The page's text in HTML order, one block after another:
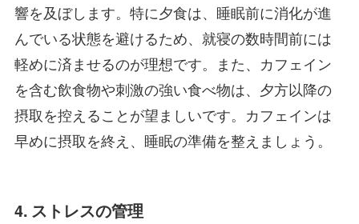
響を及ぼします。特に夕食は、睡眠前に消化が進
んでいる状態を避けるため、就寝の数時間前には
軽めに済ませるのが理想です。また、カフェイン
を含む飲食物や刺激の強い食べ物は、夕方以降の
摂取を控えることが望ましいです。カフェインは
早めに摂取を終え、睡眠の準備を整えましょう。
4. ストレスの管理